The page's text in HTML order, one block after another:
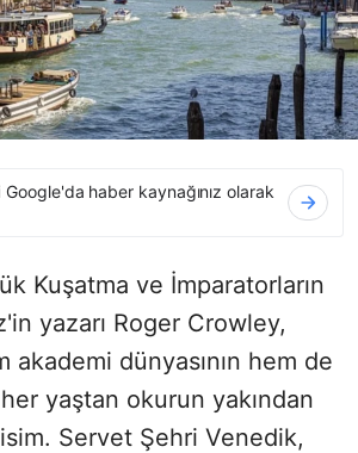
Google'da haber kaynağınız olarak
Kuşatma ve İmparatorların
yazarı Roger Crowley,
akademi dünyasının hem de
her yaştan okurun yakından
Servet Şehri Venedik,